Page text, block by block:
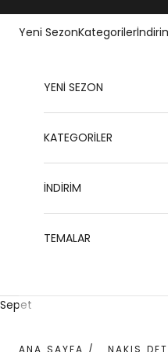
Yeni SezonKategoriler
YENİ SEZON
KATEGORİLER
İNDİRİM
TEMALAR
Sepet
ANA SAYFA / NAKIŞ